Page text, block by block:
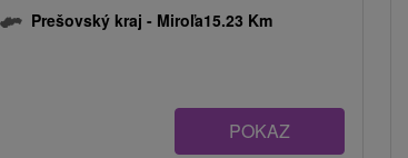
Prešovský kraj - Miroľa15.23 Km
POKAZ